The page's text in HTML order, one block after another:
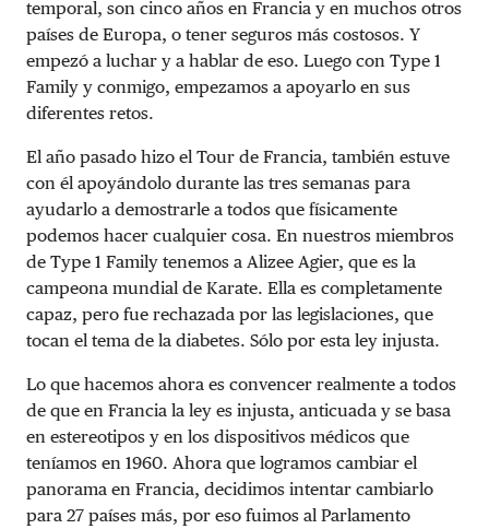
temporal, son cinco años en Francia y en muchos otros
países de Europa, o tener seguros más costosos. Y
empezó a luchar y a hablar de eso. Luego con Type 1
Family y conmigo, empezamos a apoyarlo en sus
diferentes retos.
El año pasado hizo el Tour de Francia, también estuve
con él apoyándolo durante las tres semanas para
ayudarlo a demostrarle a todos que físicamente
podemos hacer cualquier cosa. En nuestros miembros
de Type 1 Family tenemos a Alizee Agier, que es la
campeona mundial de Karate. Ella es completamente
capaz, pero fue rechazada por las legislaciones, que
tocan el tema de la diabetes. Sólo por esta ley injusta.
Lo que hacemos ahora es convencer realmente a todos
de que en Francia la ley es injusta, anticuada y se basa
en estereotipos y en los dispositivos médicos que
teníamos en 1960. Ahora que logramos cambiar el
panorama en Francia, decidimos intentar cambiarlo
para 27 países más, por eso fuimos al Parlamento